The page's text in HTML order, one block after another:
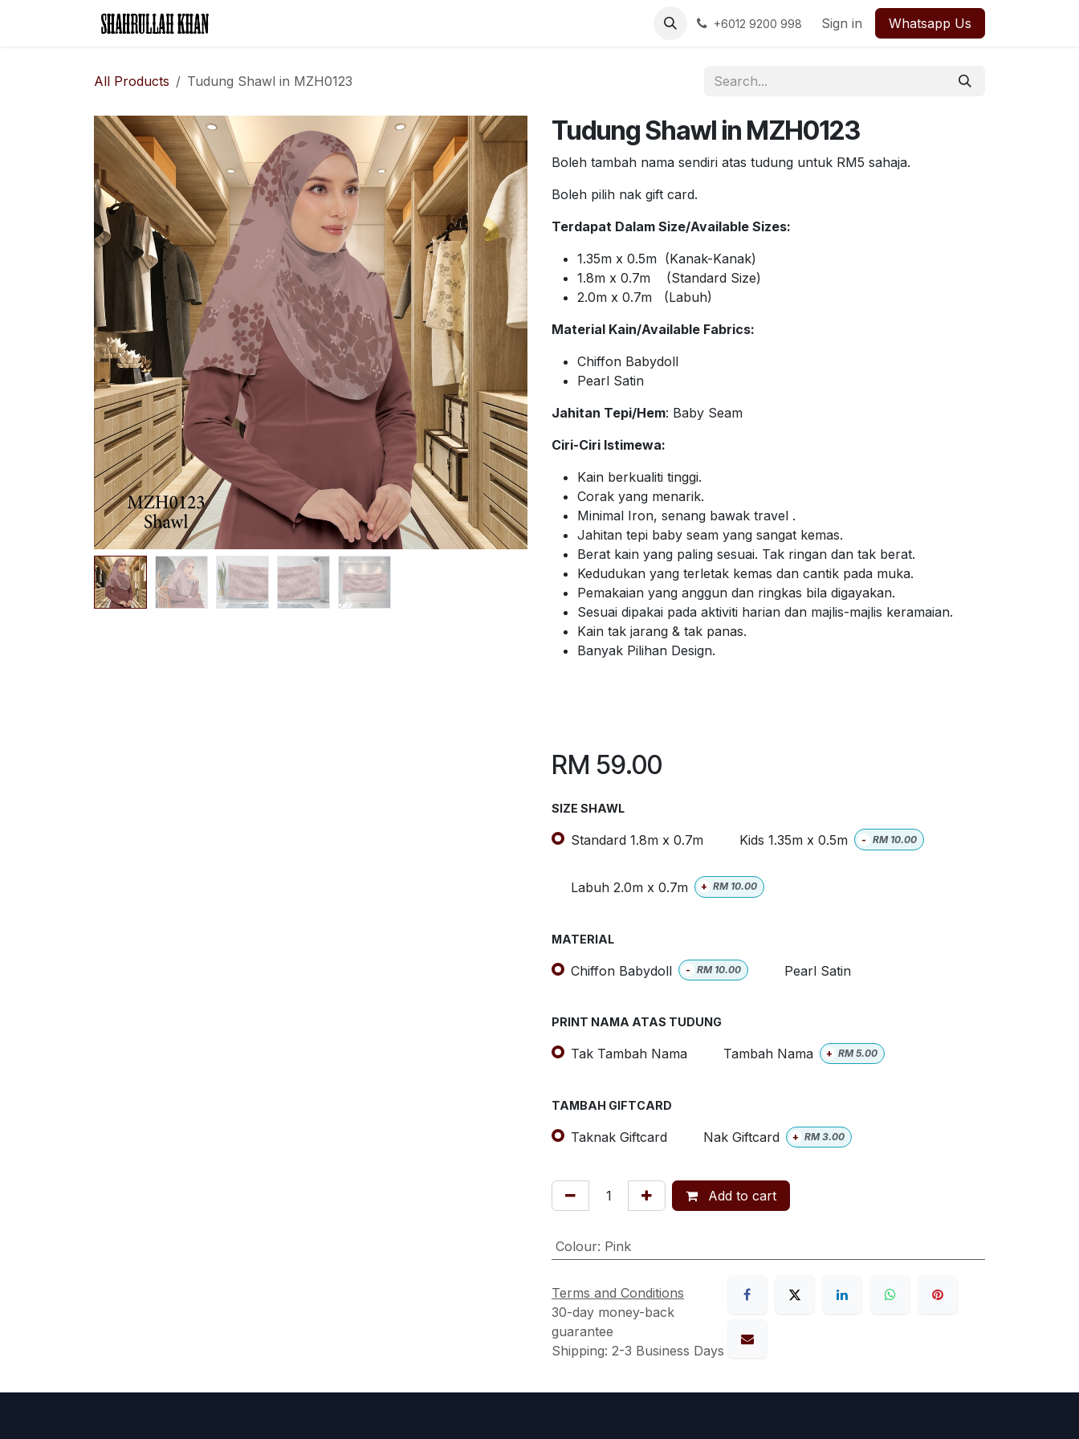
+6012 9200 998 Sign in Whatsapp Us
All Products Tudung Shawl in MZH0123
Tudung Shawl in MZH0123
Boleh tambah nama sendiri atas tudung untuk RM5 sahaja.
Boleh pilih nak gift card.
Terdapat Dalam Size/Available Sizes:
1.35m x 0.5m (Kanak-Kanak)
1.8m x 0.7m (Standard Size)
2.0m x 0.7m (Labuh)
Material Kain/Available Fabrics:
Chiffon Babydoll
Pearl Satin
Jahitan Tepi/Hem: Baby Seam
Ciri-Ciri Istimewa:
Kain berkualiti tinggi.
Corak yang menarik.
Minimal Iron, senang bawak travel .
Jahitan tepi baby seam yang sangat kemas.
Berat kain yang paling sesuai. Tak ringan dan tak berat.
Kedudukan yang terletak kemas dan cantik pada muka.
Pemakaian yang anggun dan ringkas bila digayakan.
Sesuai dipakai pada aktiviti harian dan majlis-majlis keramaian.
Kain tak jarang & tak panas.
Banyak Pilihan Design.
RM 59.00
SIZE SHAWL
Standard 1.8m x 0.7m Kids 1.35m x 0.5m - RM 10.00
Labuh 2.0m x 0.7m + RM 10.00
MATERIAL
Chiffon Babydoll - RM 10.00 Pearl Satin
PRINT NAMA ATAS TUDUNG
Tak Tambah Nama Tambah Nama + RM5.00
TAMBAH GIFTCARD
Taknak Giftcard Nak Giftcard + RM3.00
Add to cart
Colour: Pink
Terms and Conditions
30-day money-back
guarantee
Shipping: 2-3 Business Days